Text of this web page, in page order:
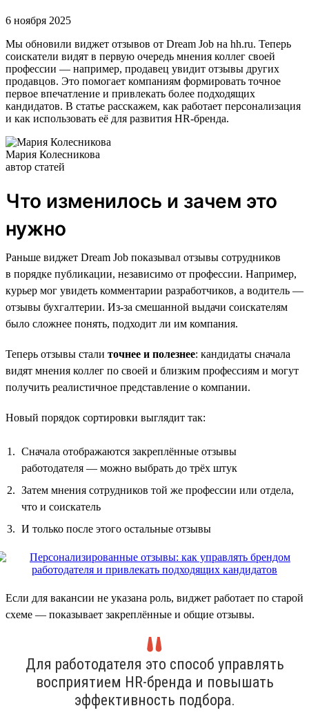
6 ноября 2025
Мы обновили виджет отзывов от Dream Job на hh.ru. Теперь
соискатели видят в первую очередь мнения коллег своей
профессии — например, продавец увидит отзывы других
продавцов. Это помогает компаниям формировать точное
первое впечатление и привлекать более подходящих
кандидатов. В статье расскажем, как работает персонализация
и как использовать её для развития HR-бренда.
Мария Колесникова
автор статей
Что изменилось и зачем это
нужно
Раньше виджет Dream Job показывал отзывы сотрудников
в порядке публикации, независимо от профессии. Например,
курьер мог увидеть комментарии разработчиков, а водитель —
отзывы бухгалтерии. Из-за смешанной выдачи соискателям
было сложнее понять, подходит ли им компания.
Теперь отзывы стали точнее и полезнее: кандидаты сначала
видят мнения коллег по своей и близким профессиям и могут
получить реалистичное представление о компании.
Новый порядок сортировки выглядит так:
Сначала отображаются закреплённые отзывы
работодателя — можно выбрать до трёх штук
Затем мнения сотрудников той же профессии или отдела,
что и соискатель
И только после этого остальные отзывы
Если для вакансии не указана роль, виджет работает по старой
схеме — показывает закреплённые и общие отзывы.
Для работодателя это способ управлять
восприятием HR-бренда и повышать
эффективность подбора.